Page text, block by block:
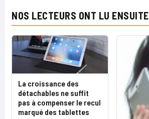
NOS LECTEURS ONT LU ENSUITE
La croissance des
détachables ne suffit
pas à compenser le recul
marqué des tablettes